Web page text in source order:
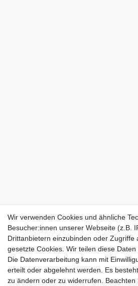
Wir verwenden Cookies und ähnliche
Besucher:innen unserer Webseite (z.B.
Drittanbietern einzubinden oder
gesetzte Cookies. Wir teilen diese
Die Datenverarbeitung kann mit
erteilt oder abgelehnt werden. Es
zu ändern oder zu widerrufen. Beachten